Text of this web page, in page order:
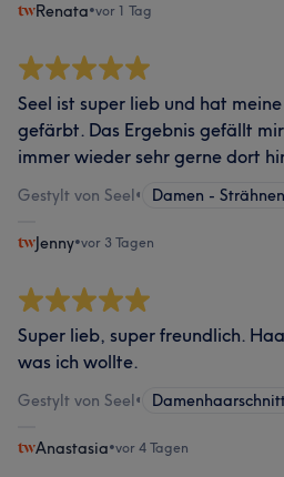
Renata•vor 1 Tag
Seel ist super lieb und hat
gefärbt. Das Ergebnis gefällt
immer wieder sehr gerne dort
Gestylt von Seel• Damen -
Jenny•vor 3 Tagen
Super lieb, super freundlich.
was ich wollte.
Gestylt von Seel•
Anastasia•vor 4 Tagen